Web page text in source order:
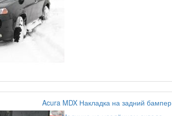
Acura MDX Накладка на задний бампер